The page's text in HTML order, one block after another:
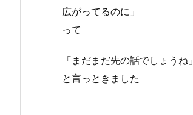
広がってるのに」
って
「まだまだ先の話でしょうね」
と言っときました